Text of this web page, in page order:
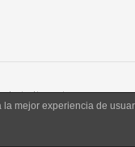
bajo licencia CC
mejor experiencia de